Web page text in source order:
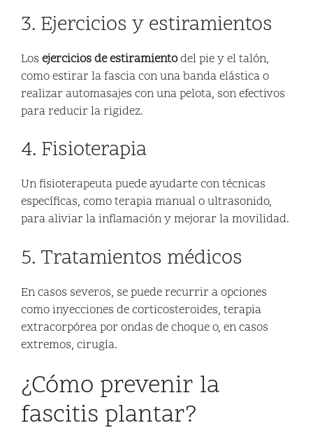
3. Ejercicios y estiramientos
Los ejercicios de estiramientodel pie y el talón,
como estirar la fascia con una banda elástica o
realizar automasajes con una pelota, son efectivos
para reducir la rigidez.
4. Fisioterapia
Un fisioterapeuta puede ayudarte con técnicas
específicas, como terapia manual o ultrasonido,
para aliviar la inflamación y mejorar la movilidad.
5. Tratamientos médicos
En casos severos, se puede recurrir a opciones
como inyecciones de corticosteroides, terapia
extracorpórea por ondas de choque o, en casos
extremos, cirugía.
¿Cómo prevenir la
fascitis plantar?